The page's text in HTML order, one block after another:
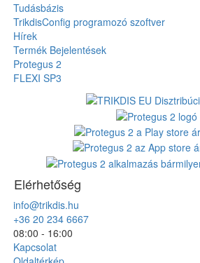
Tudásbázis
TrikdisConfig programozó szoftver
Hírek
Termék Bejelentések
Protegus 2
FLEXI SP3
Elérhetőség
info@trikdis.hu
+36 20 234 6667
08:00 - 16:00
Kapcsolat